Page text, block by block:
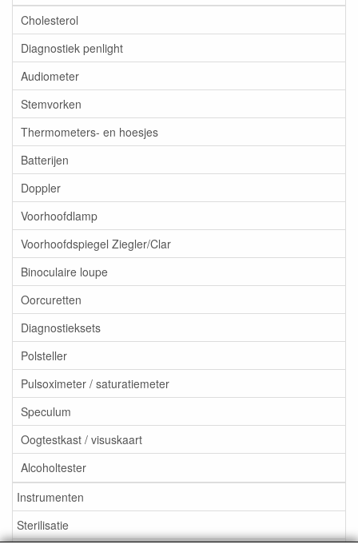
Cholesterol
Diagnostiek penlight
Audiometer
Stemvorken
Thermometers- en hoesjes
Batterijen
Doppler
Voorhoofdlamp
Voorhoofdspiegel Ziegler/Clar
Binoculaire loupe
Oorcuretten
Diagnostieksets
Polsteller
Pulsoximeter / saturatiemeter
Speculum
Oogtestkast / visuskaart
Alcoholtester
Instrumenten
Sterilisatie